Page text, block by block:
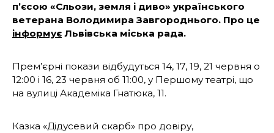
п’єсою «Сльози, земля і диво» українського
ветерана Володимира Завгороднього. Про це
інформує Львівська міська рада.
Прем’єрні покази відбудуться 14, 17, 19, 21 червня о
12:00 і 16, 23 червня об 11:00, у Першому театрі, що
на вулиці Академіка Гнатюка, 11.
Казка «Дідусевий скарб» про довіру,